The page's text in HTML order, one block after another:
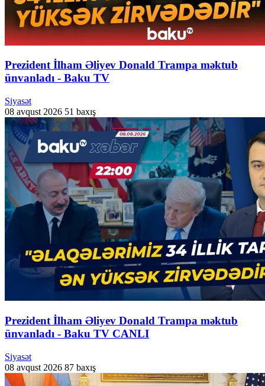
Prezident İlham Əliyev Donald Trampa məktub
ünvanladı - Baku TV
Siyasət
08 avqust 2026 51 baxış
Prezident İlham Əliyev Donald Trampa məktub
ünvanladı - Baku TV CANLI
Siyasət
08 avqust 2026 87 baxış